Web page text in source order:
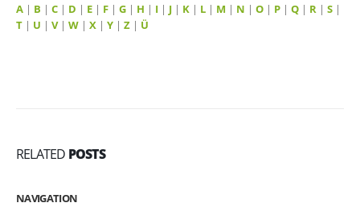
A | B | C | D | E | F | G | H | I | J | K | L | M | N | O | P | Q | R | S |
T | U | V| W | X | Y | Z | Ü
RELATED POSTS
NAVIGATION